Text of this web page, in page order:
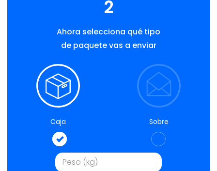
2
Ahora selecciona qué tipo
de paquete vas a enviar
Caja Sobre